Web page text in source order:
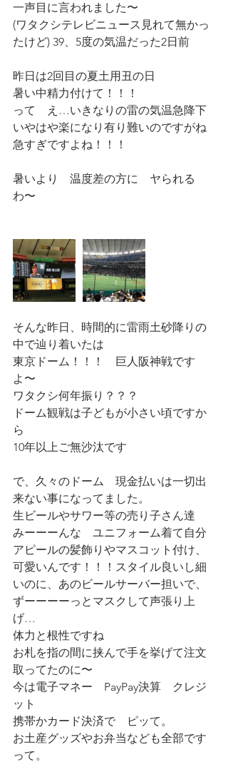
一声目に言われました〜
(ワタクシテレビニュース見れて無かっ
たけど) 39、5度の気温だった2日前
昨日は2回目の夏土用丑の日
暑い中精力付けて！！！
って　え…いきなりの雷の気温急降下
いやはや楽になり有り難いのですがね
急すぎですよね！！！
暑いより　温度差の方に　ヤられる
わ〜
そんな昨日、時間的に雷雨土砂降りの
中で辿り着いたは
東京ドーム！！！　巨人阪神戦です
よ〜
ワタクシ何年振り？？？
ドーム観戦は子どもが小さい頃ですか
ら
10年以上ご無沙汰です
で、久々のドーム　現金払いは一切出
来ない事になってました。
生ビールやサワー等の売り子さん達
みーーーんな　ユニフォーム着て自分
アピールの髪飾りやマスコット付け、
可愛いんです！！！スタイル良いし細
いのに、あのビールサーバー担いで、
ずーーーーっとマスクして声張り上
げ…
体力と根性ですね
お札を指の間に挟んで手を挙げて注文
取ってたのに〜
今は電子マネー　PayPay決算　クレジ
ット
携帯かカード決済で　ピッて。
お土産グッズやお弁当なども全部です
って。